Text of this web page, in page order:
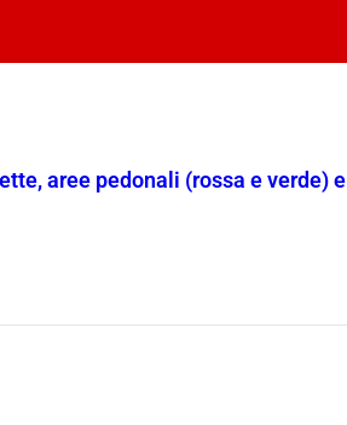
aree pedonali (rossa e verde) e